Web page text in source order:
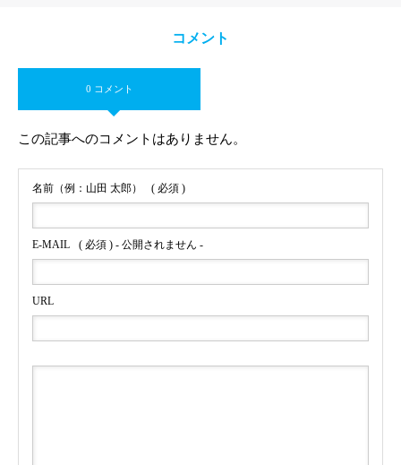
コメント
0 コメント
この記事へのコメントはありません。
名前（例：山田 太郎） ( 必須 )
E-MAIL ( 必須 ) - 公開されません -
URL